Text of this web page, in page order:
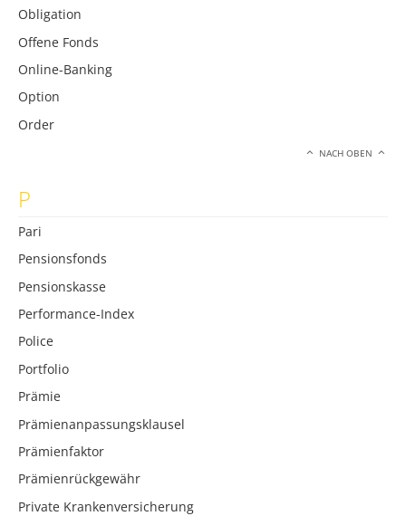
Obligation
Offene Fonds
Online-Banking
Option
Order
NACH OBEN
P
Pari
Pensionsfonds
Pensionskasse
Performance-Index
Police
Portfolio
Prämie
Prämienanpassungsklausel
Prämienfaktor
Prämienrückgewähr
Private Krankenversicherung